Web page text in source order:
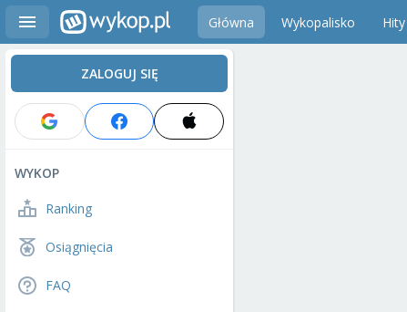
Główna Wykopalisko Hity
ZALOGUJ SIĘ
WYKOP
Ranking
Osiągnięcia
FAQ